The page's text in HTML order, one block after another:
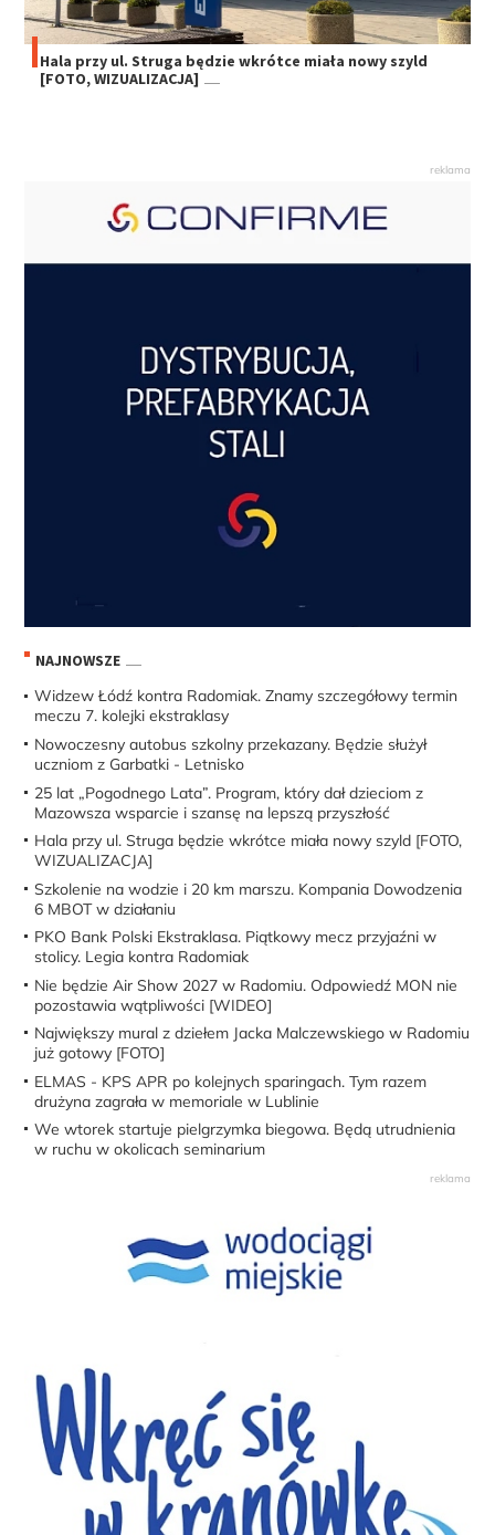
Hala przy ul. Struga będzie wkrótce miała nowy szyld
[FOTO, WIZUALIZACJA]
NAJNOWSZE
Widzew Łódź kontra Radomiak. Znamy szczegółowy termin
meczu 7. kolejki ekstraklasy
Nowoczesny autobus szkolny przekazany. Będzie służył
uczniom z Garbatki - Letnisko
25 lat „Pogodnego Lata”. Program, który dał dzieciom z
Mazowsza wsparcie i szansę na lepszą przyszłość
Hala przy ul. Struga będzie wkrótce miała nowy szyld [FOTO,
WIZUALIZACJA]
Szkolenie na wodzie i 20 km marszu. Kompania Dowodzenia
6 MBOT w działaniu
PKO Bank Polski Ekstraklasa. Piątkowy mecz przyjaźni w
stolicy. Legia kontra Radomiak
Nie będzie Air Show 2027 w Radomiu. Odpowiedź MON nie
pozostawia wątpliwości [WIDEO]
Największy mural z dziełem Jacka Malczewskiego w Radomiu
już gotowy [FOTO]
ELMAS - KPS APR po kolejnych sparingach. Tym razem
drużyna zagrała w memoriale w Lublinie
We wtorek startuje pielgrzymka biegowa. Będą utrudnienia
w ruchu w okolicach seminarium